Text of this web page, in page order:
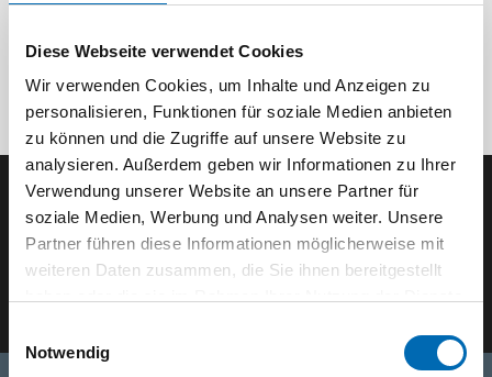
Diese Webseite verwendet Cookies
Wir verwenden Cookies, um Inhalte und Anzeigen zu
personalisieren, Funktionen für soziale Medien anbieten
zu können und die Zugriffe auf unsere Website zu
analysieren. Außerdem geben wir Informationen zu Ihrer
Verwendung unserer Website an unsere Partner für
soziale Medien, Werbung und Analysen weiter. Unsere
Partner führen diese Informationen möglicherweise mit
weiteren Daten zusammen, die Sie ihnen bereitgestellt
Notwendig
Der SEEFELDER Newsletter
E-Mail eingeben